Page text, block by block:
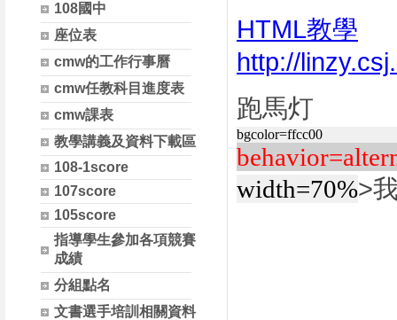
108國中
座位表
cmw的工作行事曆
cmw任教科目進度表
cmw課表
教學講義及資料下載區
108-1score
107score
105score
指導學生參加各項競賽
成績
分組點名
文書選手培訓相關資料
HTML教學
http://
跑馬灯
bgcolor=ffcc00
width=70%>